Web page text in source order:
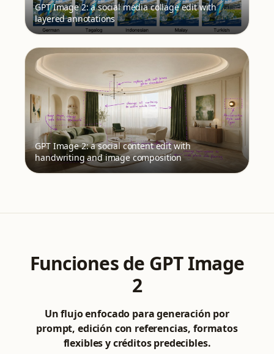
GPT Image 2: a social media collage edit with
layered annotations
GPT Image 2: a social content edit with
handwriting and image composition
Funciones de GPT Image
2
Un flujo enfocado para generación por
prompt, edición con referencias, formatos
flexibles y créditos predecibles.